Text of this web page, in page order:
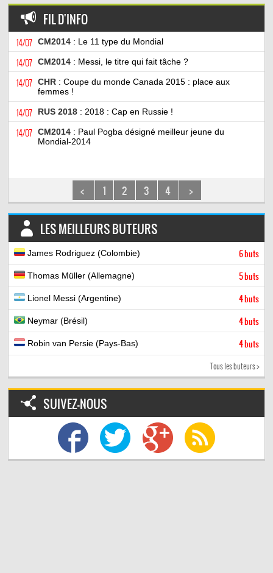
FIL D'INFO
14/07 CM2014 : Le 11 type du Mondial
14/07 CM2014 : Messi, le titre qui fait tâche ?
14/07 CHR : Coupe du monde Canada 2015 : place aux
femmes !
14/07 RUS 2018 : 2018 : Cap en Russie !
14/07 CM2014 : Paul Pogba désigné meilleur jeune du
Mondial-2014
< 1 2 3 4 >
LES MEILLEURS BUTEURS
James Rodriguez (Colombie) 6 buts
Thomas Müller (Allemagne) 5 buts
Lionel Messi (Argentine) 4 buts
Neymar (Brésil) 4 buts
Robin van Persie (Pays-Bas) 4 buts
Tous les buteurs >
SUIVEZ-NOUS